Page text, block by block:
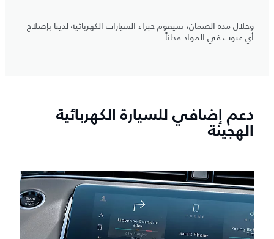
وخلال مدة الضمان، سيقوم خبراء السيارات الكهربائية لدينا بإصلاح
أي عيوب في المواد مجاناً.
دعم إضافي للسيارة الكهربائية
الهجينة